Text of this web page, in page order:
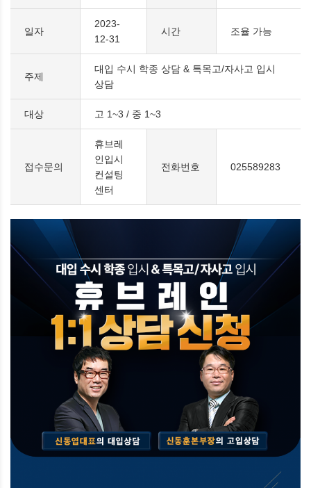
일자
2023-
12-31
시간 조율 가능
주제
대입 수시 학종 상담 & 특목고/자사고 입시
상담
대상 고 1~3 / 중 1~3
접수문의
휴브레
인입시
컨설팅
센터
전화번호 025589283